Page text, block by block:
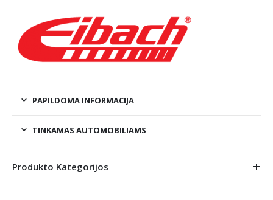
PAPILDOMA INFORMACIJA
TINKAMAS AUTOMOBILIAMS
Produkto Kategorijos